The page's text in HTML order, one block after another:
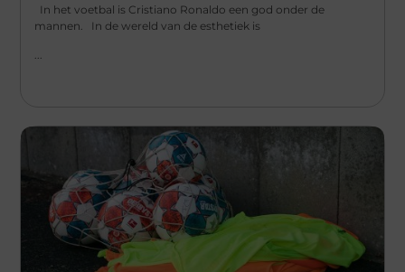
In het voetbal is Cristiano Ronaldo een god onder de
mannen. In de wereld van de esthetiek is
...